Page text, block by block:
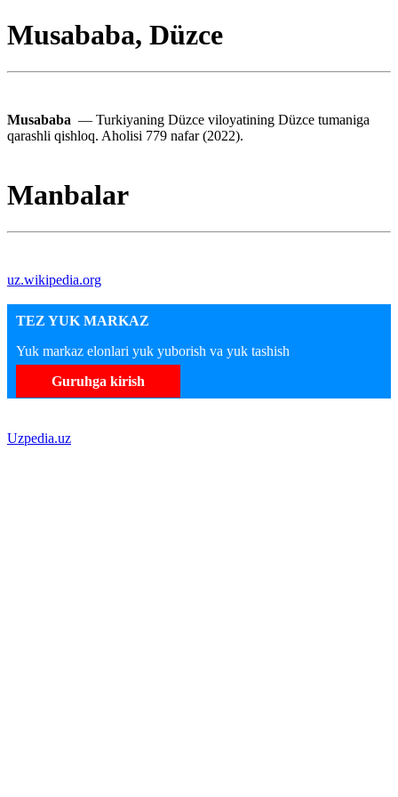
Musababa, Düzce
Musababa — Turkiyaning Düzce viloyatining Düzce tumaniga
qarashli qishloq. Aholisi 779 nafar (2022).
Manbalar
uz.wikipedia.org
TEZ YUK MARKAZ
Yuk markaz elonlari yuk yuborish va yuk tashish
Guruhga kirish
Uzpedia.uz